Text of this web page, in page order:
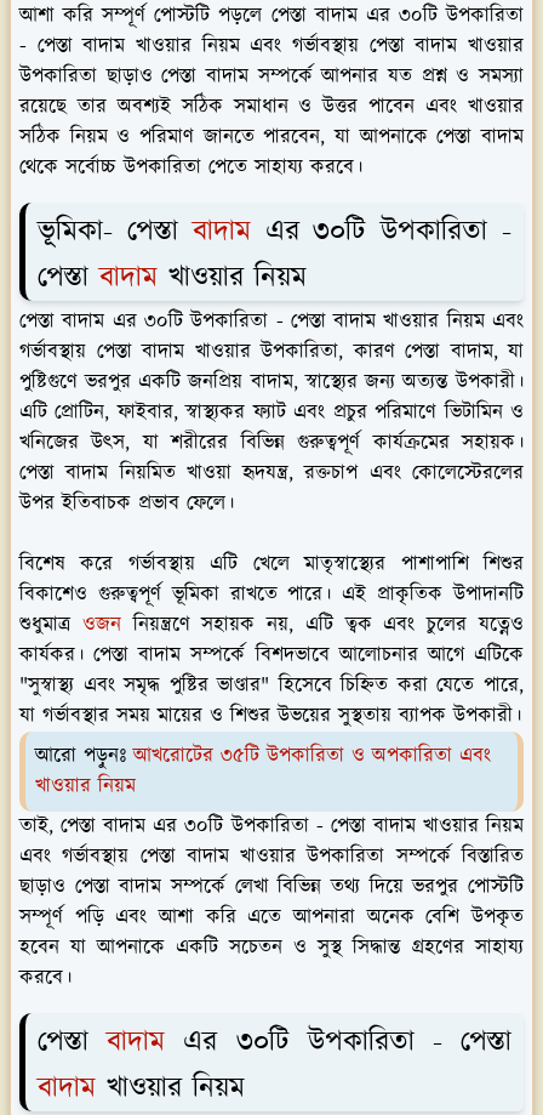
আশা করি সম্পূর্ণ পোস্টটি পড়লে পেস্তা বাদাম এর ৩০টি উপকারিতা
- পেস্তা বাদাম খাওয়ার নিয়ম এবং গর্ভাবস্থায় পেস্তা বাদাম খাওয়ার
উপকারিতা ছাড়াও পেস্তা বাদাম সম্পর্কে আপনার যত প্রশ্ন ও সমস্যা
রয়েছে তার অবশ্যই সঠিক সমাধান ও উত্তর পাবেন এবং খাওয়ার
সঠিক নিয়ম ও পরিমাণ জানতে পারবেন, যা আপনাকে পেস্তা বাদাম
থেকে সর্বোচ্চ উপকারিতা পেতে সাহায্য করবে।
ভূমিকা- পেস্তাবাদামএর ৩০টি উপকারিতা -
পেস্তাবাদাম খাওয়ার নিয়ম
পেস্তা বাদাম এর ৩০টি উপকারিতা - পেস্তা বাদাম খাওয়ার নিয়ম এবং
গর্ভাবস্থায় পেস্তা বাদাম খাওয়ার উপকারিতা, কারণ পেস্তা বাদাম, যা
পুষ্টিগুণে ভরপুর একটি জনপ্রিয় বাদাম, স্বাস্থ্যের জন্য অত্যন্ত উপকারী।
এটি প্রোটিন, ফাইবার, স্বাস্থ্যকর ফ্যাট এবং প্রচুর পরিমাণে ভিটামিন ও
খনিজের উৎস, যা শরীরের বিভিন্ন গুরুত্বপূর্ণ কার্যক্রমের সহায়ক।
পেস্তা বাদাম নিয়মিত খাওয়া হৃদযন্ত্র, রক্তচাপ এবং কোলেস্টেরলের
উপর ইতিবাচক প্রভাব ফেলে।
বিশেষ করে গর্ভাবস্থায় এটি খেলে মাতৃস্বাস্থ্যের পাশাপাশি শিশুর
বিকাশেও গুরুত্বপূর্ণ ভূমিকা রাখতে পারে। এই প্রাকৃতিক উপাদানটি
শুধুমাত্র ওজননিয়ন্ত্রণে সহায়ক নয়, এটি ত্বক এবং চুলের যত্নেও
কার্যকর। পেস্তা বাদাম সম্পর্কে বিশদভাবে আলোচনার আগে এটিকে
"সুস্বাস্থ্য এবং সমৃদ্ধ পুষ্টির ভাণ্ডার" হিসেবে চিহ্নিত করা যেতে পারে,
যা গর্ভাবস্থার সময় মায়ের ও শিশুর উভয়ের সুস্থতায় ব্যাপক উপকারী।
আরো পড়ুনঃআখরোটের ৩৫টি উপকারিতা ও অপকারিতা এবং
খাওয়ার নিয়ম
তাই, পেস্তা বাদাম এর ৩০টি উপকারিতা - পেস্তা বাদাম খাওয়ার নিয়ম
এবং গর্ভাবস্থায় পেস্তা বাদাম খাওয়ার উপকারিতা সম্পর্কে বিস্তারিত
ছাড়াও পেস্তা বাদাম সম্পর্কে লেখা বিভিন্ন তথ্য দিয়ে ভরপুর পোস্টটি
সম্পূর্ণ পড়ি এবং আশা করি এতে আপনারা অনেক বেশি উপকৃত
হবেন যা আপনাকে একটি সচেতন ও সুস্থ সিদ্ধান্ত গ্রহণের সাহায্য
করবে।
পেস্তাবাদাম এর ৩০টি উপকারিতা - পেস্তা
বাদাম খাওয়ার নিয়ম